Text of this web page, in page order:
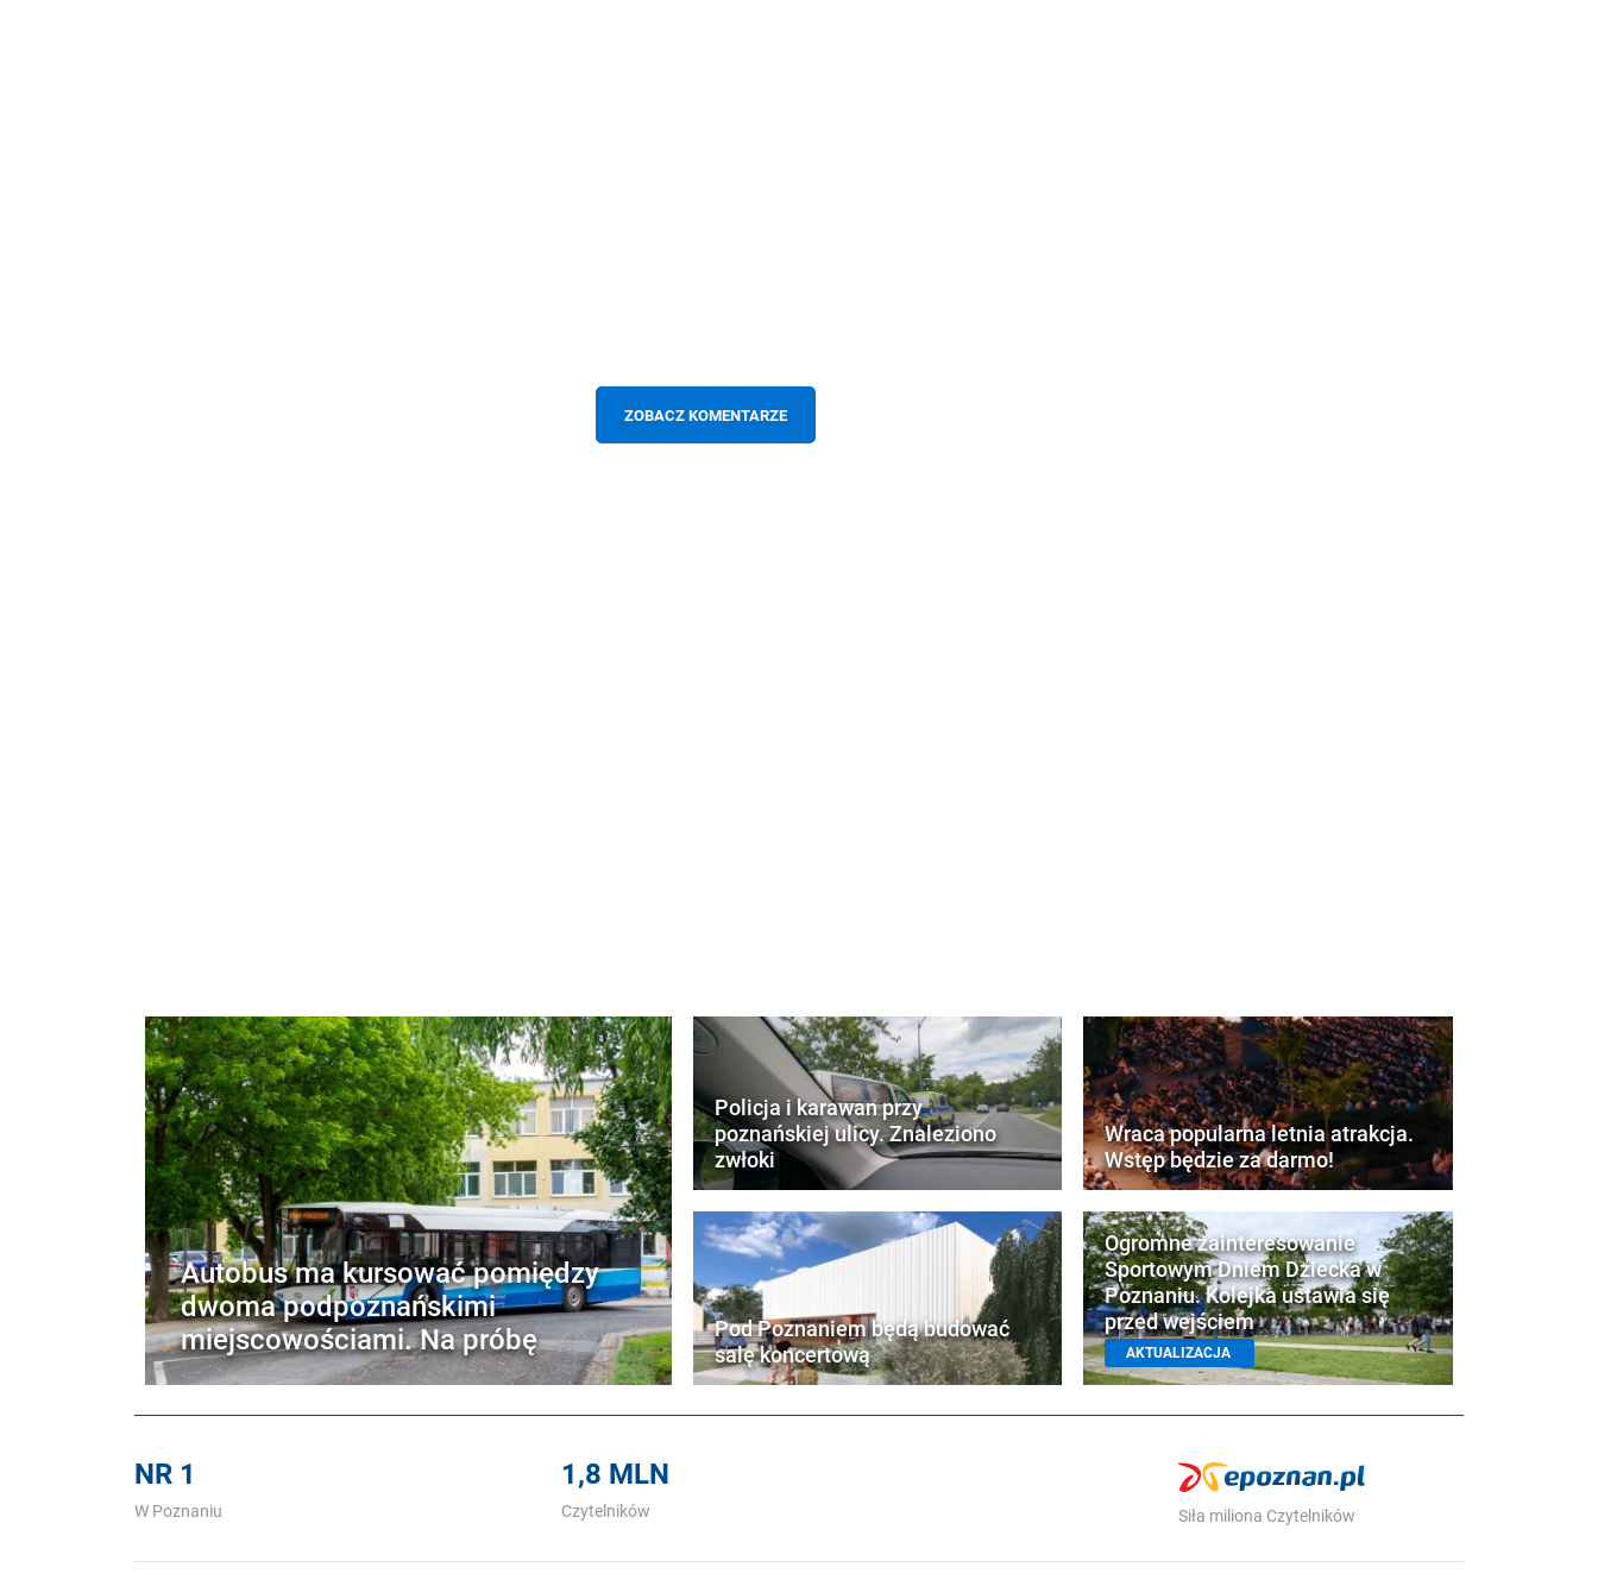
ZOBACZ KOMENTARZE
Autobus ma kursować pomiędzy
dwoma podpoznańskimi
miejscowościami. Na próbę
Policja i karawan przy
poznańskiej ulicy. Znaleziono
zwłoki
Pod Poznaniem będą budować
salę koncertową
Wraca popularna letnia atrakcja.
Wstęp będzie za darmo!
Ogromne zainteresowanie
Sportowym Dniem Dziecka w
Poznaniu. Kolejka ustawia się
przed wejściem
AKTUALIZACJA
NR 1
W Poznaniu
1,8 MLN
Czytelników Siła miliona Czytelników